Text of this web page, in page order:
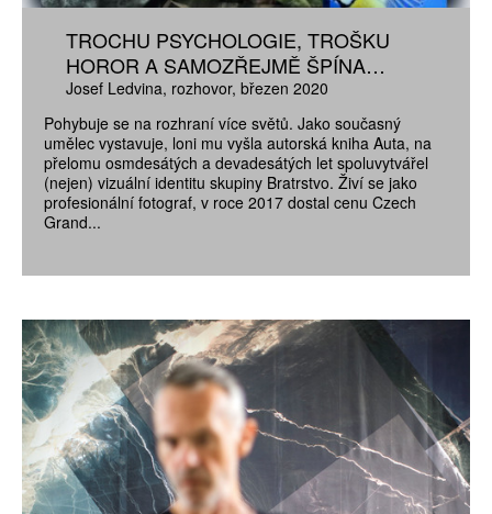
TROCHU PSYCHOLOGIE, TROŠKU
HOROR A SAMOZŘEJMĚ ŠPÍNA…
Josef Ledvina rozhovor březen 2020
Pohybuje se na rozhraní více světů. Jako současný
umělec vystavuje, loni mu vyšla autorská kniha Auta, na
přelomu osmdesátých a devadesátých let spoluvytvářel
(nejen) vizuální identitu skupiny Bratrstvo. Živí se jako
profesionální fotograf, v roce 2017 dostal cenu Czech
Grand...